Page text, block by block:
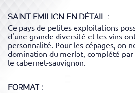
SAINT EMILION EN DÉTAIL :
Ce pays de petites exploitations
d'une grande diversité et les vins
personnalité. Pour les cépages, on
domination du merlot, complété
le cabernet-sauvignon.
FORMAT